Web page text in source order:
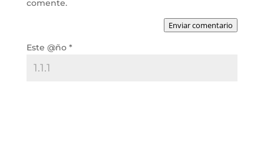
comente.
Enviar comentario
Este @ño *